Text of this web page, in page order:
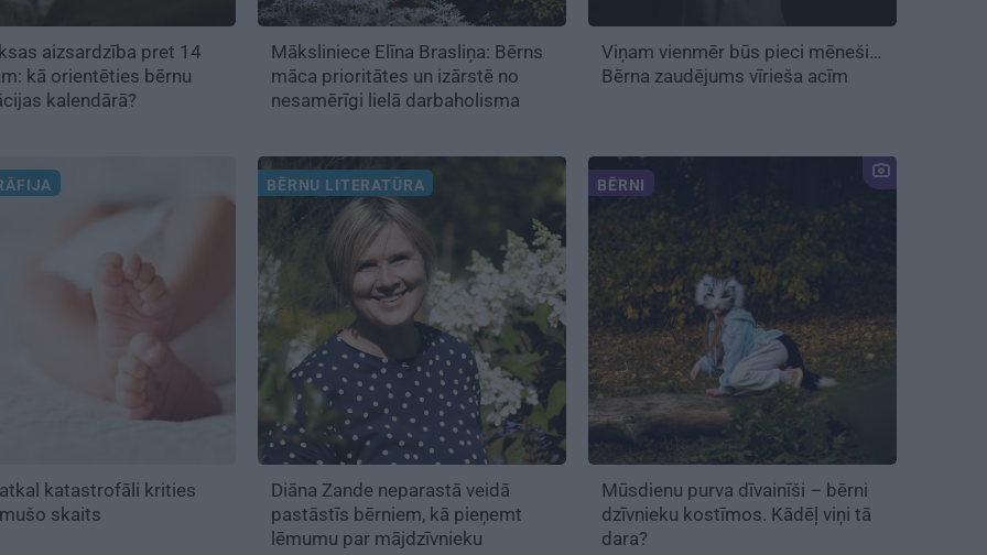
aizsardzība pret 14
kā orientēties bērnu
kalendārā?
Māksliniece Elīna Brasliņa: Bērns
māca prioritātes un izārstē no
nesamērīgi lielā darbaholisma
Viņam vienmēr būs pieci mēneši…
Bērna zaudējums vīrieša acīm
katastrofāli krities
skaits
BĒRNU LITERATŪRA
Diāna Zande neparastā veidā
pastāstīs bērniem, kā pieņemt
lēmumu par mājdzīvnieku
BĒRNI
Mūsdienu purva dīvainīši – bērni
dzīvnieku kostīmos. Kādēļ viņi tā
dara?